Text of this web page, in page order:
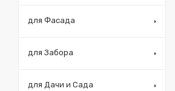
для Фасада
для Забора
для Дачи и Сада